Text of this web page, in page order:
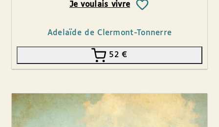
Je voulais vivre
Adelaïde de Clermont-Tonnerre
52€